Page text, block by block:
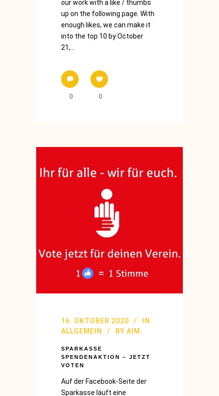
our work with a like / thumbs
up on the following page. With
enough likes, we can make it
into the top 10 by October
21,...
0 0
16. OKTOBER 2020
IN
ALLGEMEIN
BY AIM.
SPARKASSE
SPENDENAKTION – JETZT
VOTEN
Auf der Facebook-Seite der
Sparkasse läuft eine